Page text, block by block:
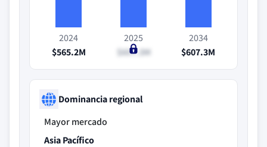
2024
$565.2M
2025
$607.3M
2034
$607.3M
Dominancia regional
Mayor mercado
Asia Pacífico